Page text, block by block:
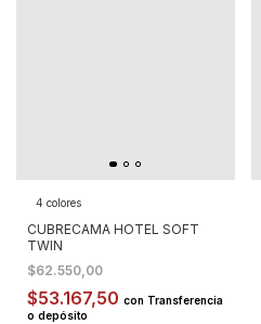
4 colores
CUBRECAMA HOTEL SOFT
TWIN
$62.550,00
$53.167,50 con Transferencia
o depósito